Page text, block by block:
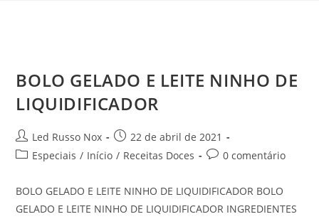
BOLO GELADO E LEITE NINHO DE
LIQUIDIFICADOR
Led Russo Nox
22 de abril de 2021
Especiais / Início / Receitas Doces 0 comentário
BOLO GELADO E LEITE NINHO DE LIQUIDIFICADOR BOLO
GELADO E LEITE NINHO DE LIQUIDIFICADOR INGREDIENTES